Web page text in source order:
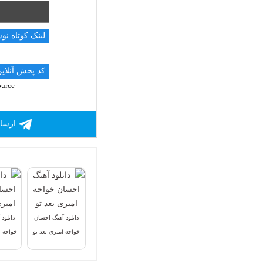
لینک کوتاه
کد پخش
دانلود آهنگ احسان
خواجه امیری بعد تو خواجه